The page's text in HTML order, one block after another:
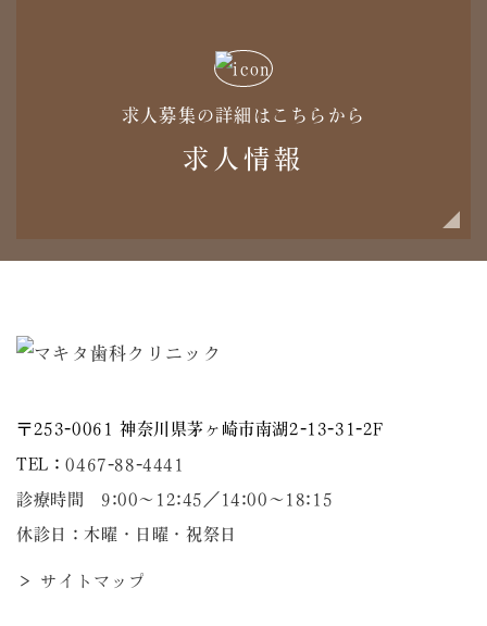
求人募集の詳細はこちらから
求人情報
〒253-0061 神奈川県茅ヶ崎市南湖2-13-31-2F
TEL：0467-88-4441
診療時間 9:00～12:45／14:00〜18:15
休診日：木曜・日曜・祝祭日
＞ サイトマップ